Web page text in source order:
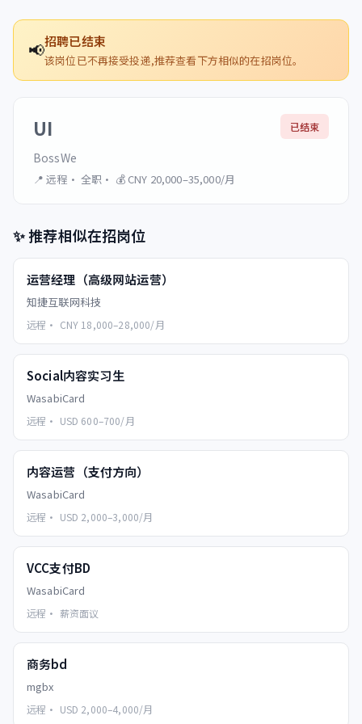
📢招聘已结束
该岗位已不再接受投递,推荐查看下方相似的在招岗位。
UI
BossWe
📍远程 · 全职 · 💰 CNY 20,000–35,000/月
已结束
✨推荐相似在招岗位
运营经理（高级网站运营）
知捷互联网科技
远程 · CNY 18,000–28,000/月
Social内容实习生
WasabiCard
远程 · USD 600–700/月
内容运营（支付方向）
WasabiCard
远程 · USD 2,000–3,000/月
VCC支付BD
WasabiCard
远程 · 薪资面议
商务bd
mgbx
远程 · USD 2,000–4,000/月